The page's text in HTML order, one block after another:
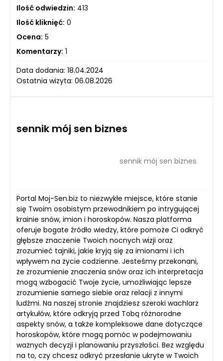
Ilość odwiedzin: 413
Ilość kliknięć: 0
Ocena: 5
Komentarzy: 1
Data dodania: 18.04.2024
Ostatnia wizyta: 06.08.2026
sennik mój sen biznes
sennik mój sen biznes
Portal Moj-Sen.biz to niezwykłe miejsce, które stanie
się Twoim osobistym przewodnikiem po intrygującej
krainie snów, imion i horoskopów. Nasza platforma
oferuje bogate źródło wiedzy, które pomoże Ci odkryć
głębsze znaczenie Twoich nocnych wizji oraz
zrozumieć tajniki, jakie kryją się za imionami i ich
wpływem na życie codzienne. Jesteśmy przekonani,
że zrozumienie znaczenia snów oraz ich interpretacja
mogą wzbogacić Twoje życie, umożliwiając lepsze
zrozumienie samego siebie oraz relacji z innymi
ludźmi. Na naszej stronie znajdziesz szeroki wachlarz
artykułów, które odkryją przed Tobą różnorodne
aspekty snów, a także kompleksowe dane dotyczące
horoskopów, które mogą pomóc w podejmowaniu
ważnych decyzji i planowaniu przyszłości. Bez względu
na to, czy chcesz odkryć przesłanie ukryte w Twoich